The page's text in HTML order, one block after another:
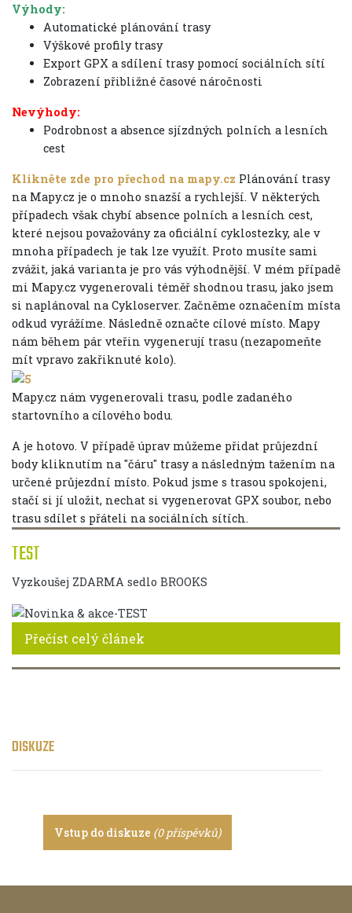
TEST
Vyzkoušej ZDARMA sedlo BROOKS
Přečíst celý článek
Výhody:
Automatické plánování trasy
Výškové profily trasy
Export GPX a sdílení trasy pomocí sociálních sítí
Zobrazení přibližné časové náročnosti
Nevýhody:
Podrobnost a absence sjízdných polních a lesních
cest
Klikněte zde pro přechod na mapy.cz Plánování trasy
na Mapy.cz je o mnoho snazší a rychlejší. V některých
případech však chybí absence polních a lesních cest,
které nejsou považovány za oficiální cyklostezky, ale v
mnoha případech je tak lze využít. Proto musíte sami
zvážit, jaká varianta je pro vás výhodnější. V mém případě
mi Mapy.cz vygenerovali téměř shodnou trasu, jako jsem
si naplánoval na Cykloserver. Začněme označením místa
odkud vyrážíme. Následně označte cílové místo. Mapy
nám během pár vteřin vygenerují trasu (nezapomeňte
mít vpravo zakřiknuté kolo).
Mapy.cz nám vygenerovali trasu, podle zadaného
startovního a cílového bodu.
A je hotovo. V případě úprav můžeme přidat průjezdní
body kliknutím na "čáru" trasy a následným tažením na
určené průjezdní místo. Pokud jsme s trasou spokojeni,
stačí si jí uložit, nechat si vygenerovat GPX soubor, nebo
trasu sdílet s přáteli na sociálních sítích.
DISKUZE
Vstup do diskuze (0 příspěvků)